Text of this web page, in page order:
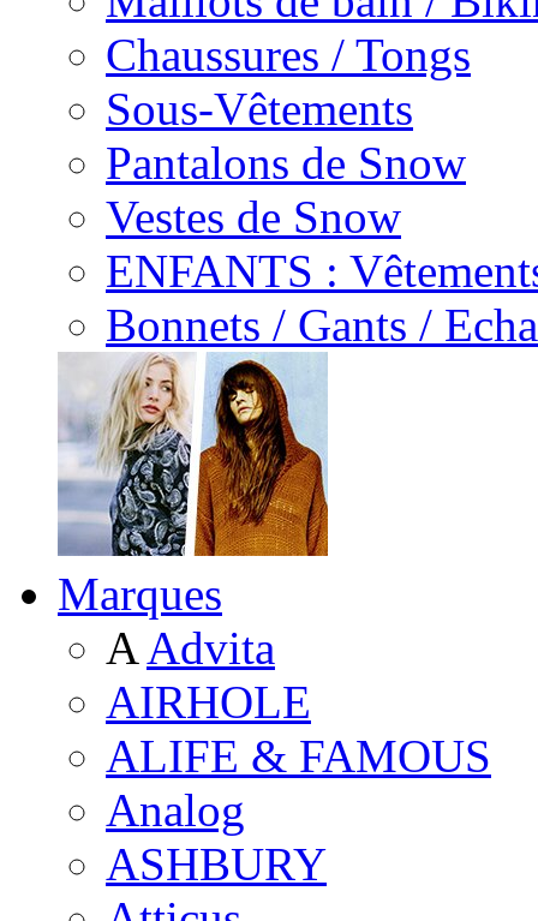
Chaussures / Tongs
Sous-Vêtements
Pantalons de Snow
Vestes de Snow
ENFANTS :
Bonnets / Gants /
Marques
A Advita
AIRHOLE
ALIFE & FAMOUS
Analog
ASHBURY